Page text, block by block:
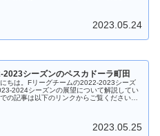
2023.05.24
シーズンのペスカドーラ町田
ちは。Fリーグチームの2022-2023シーズ
2024シーズンの展望について解説してい
の記事は以下のリンクからご覧ください。
2023.05.25